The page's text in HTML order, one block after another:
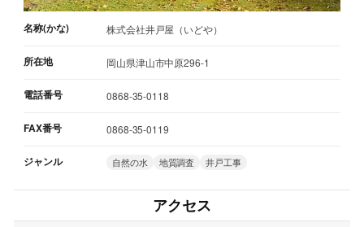
名称(かな) 株式会社井戸屋（いどや）
所在地 岡山県津山市中原296-1
電話番号 0868-35-0118
FAX番号 0868-35-0119
ジャンル 自然の水 地質調査 井戸工事
アクセス